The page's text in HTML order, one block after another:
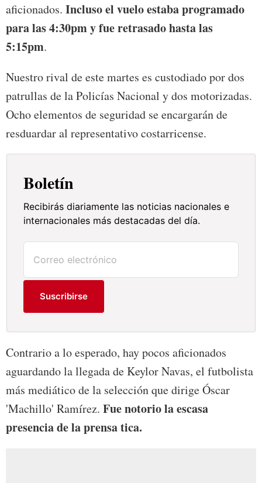
aficionados. Incluso el vuelo estaba programado
para las 4:30pm y fue retrasado hasta las
5:15pm.
Nuestro rival de este martes es custodiado por dos
patrullas de la Policías Nacional y dos motorizadas.
Ocho elementos de seguridad se encargarán de
resduardar al representativo costarricense.
Boletín
Recibirás diariamente las noticias nacionales e
internacionales más destacadas del día.
Suscribirse
Contrario a lo esperado, hay pocos aficionados
aguardando la llegada de Keylor Navas, el futbolista
más mediático de la selección que dirige Óscar
'Machillo' Ramírez. Fue notorio la escasa
presencia de la prensa tica.